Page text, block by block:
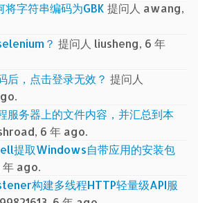
字符串编码为GBK 提问人 awang,
？ 提问人 liusheng, 6 年
后，点击登录无效？ 提问人
服务器上的文件内容，并汇总到本
6 年 ago.
提取Windows自带应用的安装包
年 ago.
构建多线程HTTP轻量级API服